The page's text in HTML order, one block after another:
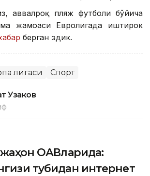
аввалроқ пляж футболи бўйича
жамоаси Евролигада иштирок
берган эдик.
лигаси Спорт
Узаков
жаҳон ОАВларида:
тубидан интернет